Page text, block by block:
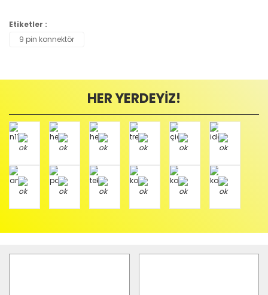
Etiketler :
9 pin konnektör
HER YERDEYİZ!